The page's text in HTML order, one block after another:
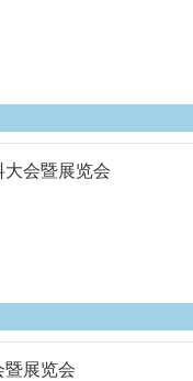
大会暨展览会
暨展览会